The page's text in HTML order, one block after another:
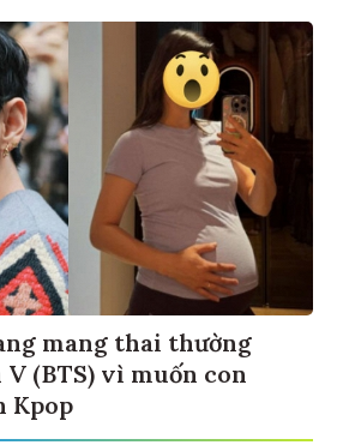
mang thai thường
(BTS) vì muốn con
Kpop